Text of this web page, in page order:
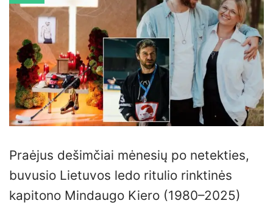
Praėjus dešimčiai mėnesių po netekties,
buvusio Lietuvos ledo ritulio rinktinės
kapitono Mindaugo Kiero (1980–2025)